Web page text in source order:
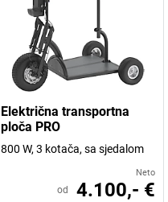
Električna transportna
ploča PRO
800 W, 3 kotača, sa sjedalom
Neto
od 4.100,- €